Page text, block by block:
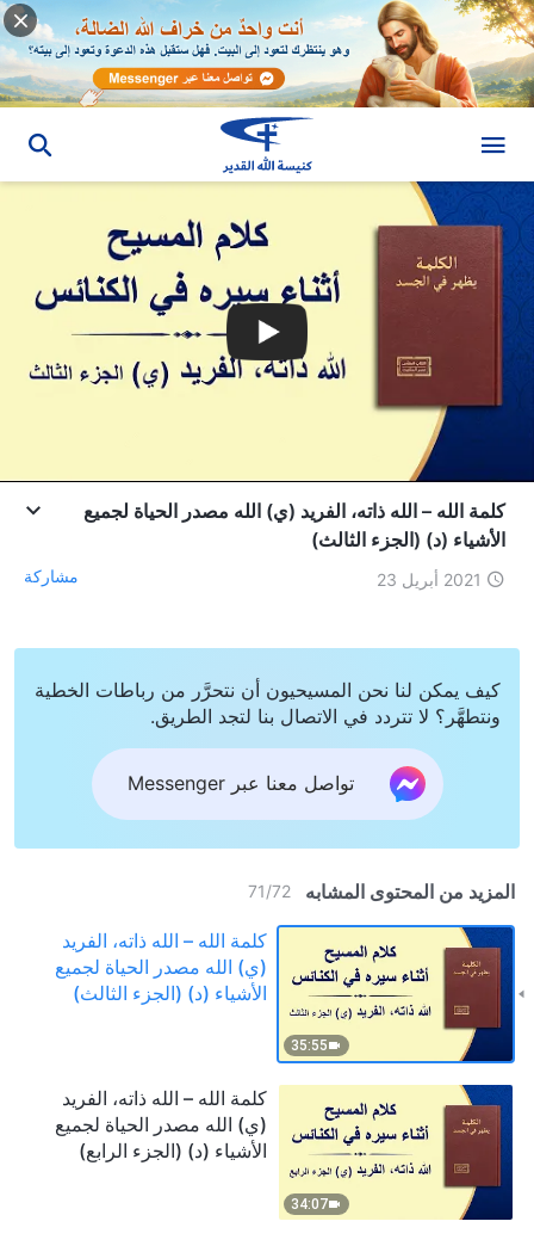
كلمة الله – الله ذاته، الفريد (ي) الله مصدر الحياة لجميع
الأشياء (د) (الجزء الثالث)
2021 أبريل 23 مشاركة
كيف يمكن لنا نحن المسيحيون أن نتحرَّر من رباطات الخطية
ونتطهَّر؟ لا تتردد في الاتصال بنا لتجد الطريق.
تواصل معنا عبر Messenger
المزيد من المحتوى المشابه 71/72
35:55
كلمة الله – الله ذاته، الفريد
(ي) الله مصدر الحياة لجميع
الأشياء (د) (الجزء الثالث)
34:07
كلمة الله – الله ذاته، الفريد
(ي) الله مصدر الحياة لجميع
الأشياء (د) (الجزء الرابع)